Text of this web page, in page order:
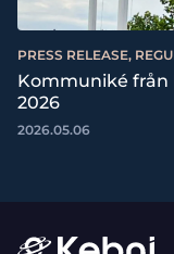
PRESS RELEASE,
Kommuniké från
2026
2026.05.06